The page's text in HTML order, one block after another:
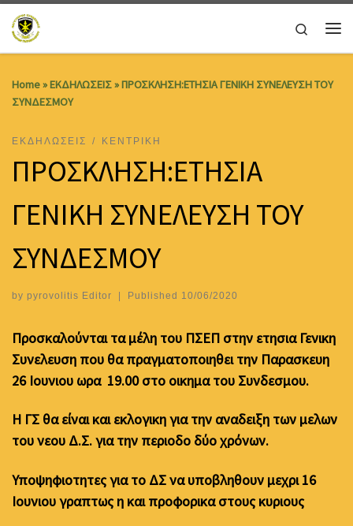
Skip to content
Search
Home»ΕΚΔΗΛΩΣΕΙΣ»ΠΡΟΣΚΛΗΣΗ:ΕΤΗΣΙΑ ΓΕΝΙΚΗ ΣΥΝΕΛΕΥΣΗ ΤΟΥ
ΣΥΝΔΕΣΜΟΥ
ΕΚΔΗΛΩΣΕΙΣ ΚΕΝΤΡΙΚΗ
ΠΡΟΣΚΛΗΣΗ:ΕΤΗΣΙΑ
ΓΕΝΙΚΗ ΣΥΝΕΛΕΥΣΗ ΤΟΥ
ΣΥΝΔΕΣΜΟΥ
by pyrovolitis Editor | Published 10/06/2020
Προσκαλούνται τα μέλη του ΠΣΕΠ στην ετησια Γενικη
Συνελευση που θα πραγματοποιηθει την Παρασκευη
26 Ιουνιου ωρα 19.00 στο οικημα του Συνδεσμου.
Η ΓΣ θα είναι και εκλογικη για την αναδειξη των μελων
του νεου Δ.Σ. για την περιοδο δύο χρόνων.
Υποψηφιοτητες για το ΔΣ να υποβληθουν μεχρι 16
Ιουνιου γραπτως η και προφορικα στους κυριους